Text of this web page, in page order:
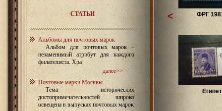
СТАТЬИ
Альбомы для почтовых марок
Альбом для почтовых марок –
незаменимый атрибут для каждого
филателиста. Хра
далее>>
Почтовые марки Москвы
Тема исторических
достопримечательностей широко
освещена в выпусках почтовых марок
ФРГ
Египет
<